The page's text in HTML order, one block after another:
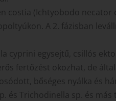
costia (Ichtyobodo necator
A 2. fázisban
cyprini egysejtű, csillós
fertőzést okozhat, de
bőséges nyálka és
és Trichodinella sp. és